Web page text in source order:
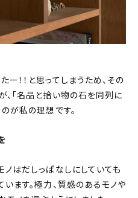
！！と思ってしまうため、その
、「名品と拾い物の石を同列に
が私の理想です。
はだしっぱなしにしていても
ます。極力、質感のあるモノや